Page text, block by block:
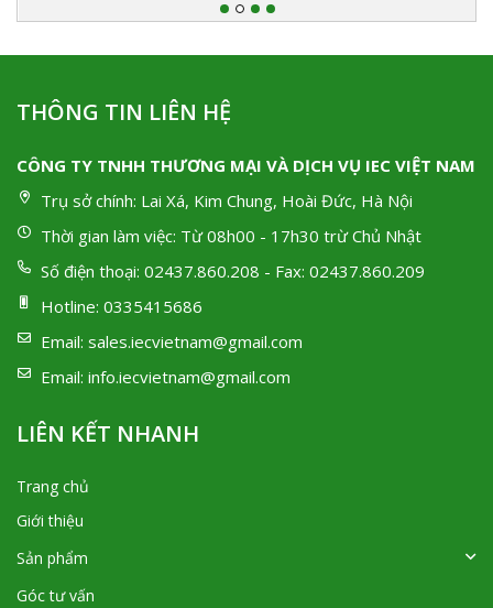
THÔNG TIN LIÊN HỆ
CÔNG TY TNHH THƯƠNG MẠI VÀ DỊCH VỤ IEC VIỆT NAM
Trụ sở chính: Lai Xá, Kim Chung, Hoài Đức, Hà Nội
Thời gian làm việc: Từ 08h00 - 17h30 trừ Chủ Nhật
Số điện thoại: 02437.860.208 - Fax: 02437.860.209
Hotline: 0335415686
Email: sales.iecvietnam@gmail.com
Email: info.iecvietnam@gmail.com
LIÊN KẾT NHANH
Trang chủ
Giới thiệu
Sản phẩm
Góc tư vấn